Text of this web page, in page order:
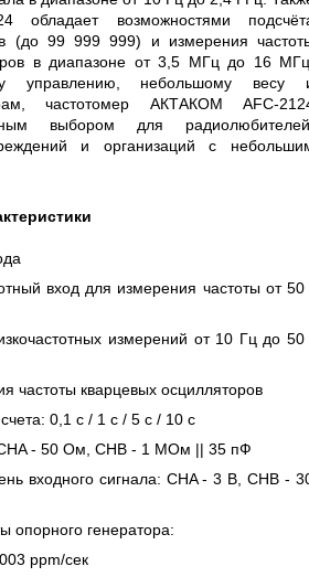
обладает возможностями
(до 99 999 999) и измерения
в диапазоне от 3,5 МГц до 16
управлению, небольшому весу
частотомер АКТАКОМ AFC-
выбором для
и организаций с
вход для измерения частоты от 50
измерений от 10 Гц до 50
частоты кварцевых осцилляторов
0,1 с / 1 с / 5 с / 10 с
- 50 Ом, CHB - 1 МОм || 35 пФ
входного сигнала: CHA - 3 В, CHB -
опорного генератора:
ppm/сек